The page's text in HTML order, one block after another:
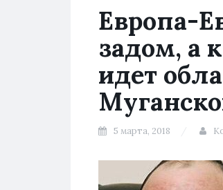
Европа-
задом, а
идет
5 марта, 2018